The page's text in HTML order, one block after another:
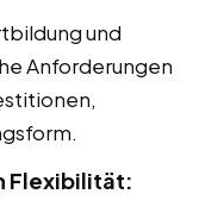
und
Anforderungen
Flexibilität: